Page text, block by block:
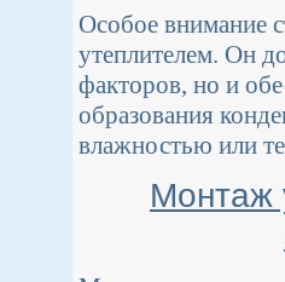
Особое внимание
утеплителем. Он
факторов, но и
образования
влажностью или
Монтаж